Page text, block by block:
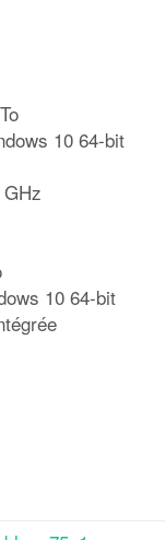
10 64-bit
10 64-bit